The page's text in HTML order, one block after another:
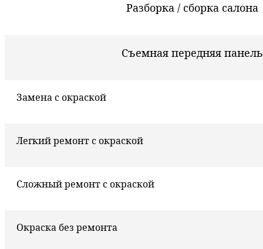
Разборка / сборка салона
Съемная передняя панель
Замена с окраской
Легкий ремонт с окраской
Сложный ремонт с окраской
Окраска без ремонта